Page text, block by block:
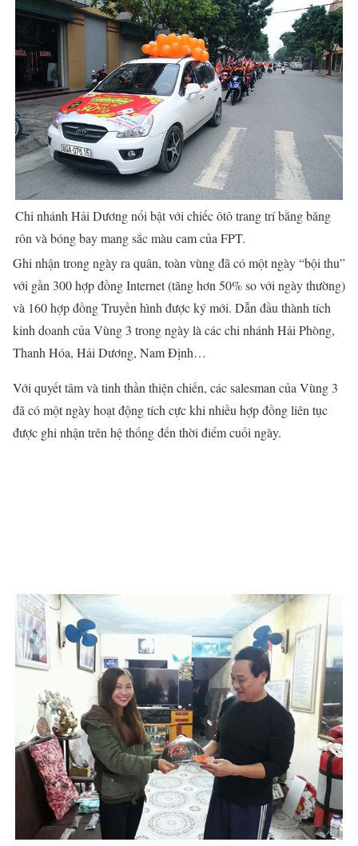
Chi nhánh Hải Dương nổi bật với chiếc ôtô trang trí bằng băng
rôn và bóng bay mang sắc màu cam của FPT.
Ghi nhận trong ngày ra quân, toàn vùng đã có một ngày “bội thu”
với gần 300 hợp đồng Internet (tăng hơn 50% so với ngày thường)
và 160 hợp đồng Truyền hình được ký mới. Dẫn đầu thành tích
kinh doanh của Vùng 3 trong ngày là các chi nhánh Hải Phòng,
Thanh Hóa, Hải Dương, Nam Định…
Với quyết tâm và tinh thần thiện chiến, các salesman của Vùng 3
đã có một ngày hoạt động tích cực khi nhiều hợp đồng liên tục
được ghi nhận trên hệ thống đến thời điểm cuối ngày.